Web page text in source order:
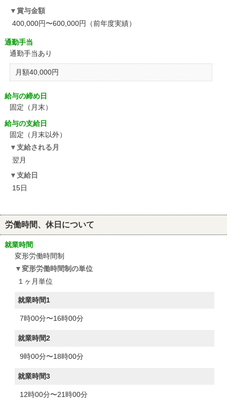
賞与金額
400,000円〜600,000円（前年度実績）
通勤手当
通勤手当あり
月額40,000円
給与の締め日
固定（月末）
給与の支給日
固定（月末以外）
支給される月
翌月
支給日
15日
労働時間、休日について
就業時間
変形労働時間制
変形労働時間制の単位
１ヶ月単位
就業時間1
7時00分〜16時00分
就業時間2
9時00分〜18時00分
就業時間3
12時00分〜21時00分